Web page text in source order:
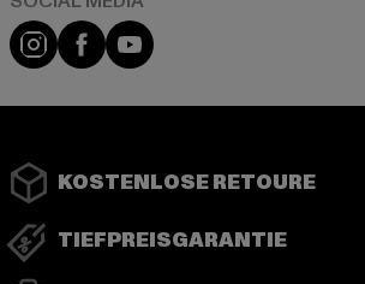
Instagram
FacebookYouTube
KOSTENLOSE RETOURE
TIEFPREISGARANTIE